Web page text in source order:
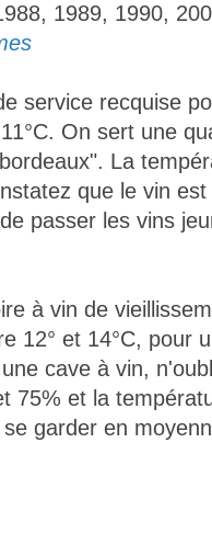
1989, 1990,
service recquise
On sert une
La
que le vin
passer les vins
à vin de
12° et 14°C, pour
cave à vin,
75% et la
garder en